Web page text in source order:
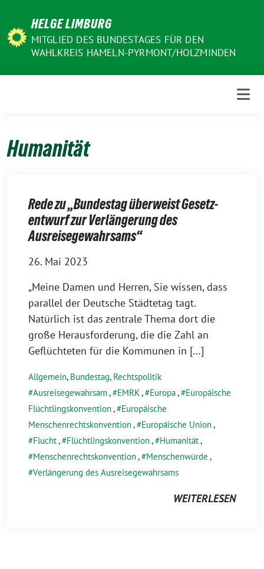
Inhalt
HELGE LIMBURG
MITGLIED DES BUNDESTAGES FÜR DEN
WAHLKREIS HAMELN-PYRMONT/HOLZMINDEN
Humanität
Rede zu „Bundestag überweist Gesetz­
entwurf zur Verlänge­rung des
Ausreisegewahrsams“
26. Mai 2023
„Meine Damen und Herren, Sie wissen, dass
parallel der Deutsche Städtetag tagt.
Natürlich ist das zentrale Thema dort die
große Herausforderung, die die Zahl an
Geflüchteten für die Kommunen in […]
Allgemein, Bundestag, Rechtspolitik
Ausreisegewahrsam, EMRK, Europa,
Europäische
Flüchtlingskonvention,
Europäische
Menschenrechtskonvention, Europäische Union,
Flucht, Flüchtlingskonvention, Humanität,
Menschenrechtskonvention, Menschenwürde ,
Verlängerung des Ausreisegewahrsams
WEITERLESEN